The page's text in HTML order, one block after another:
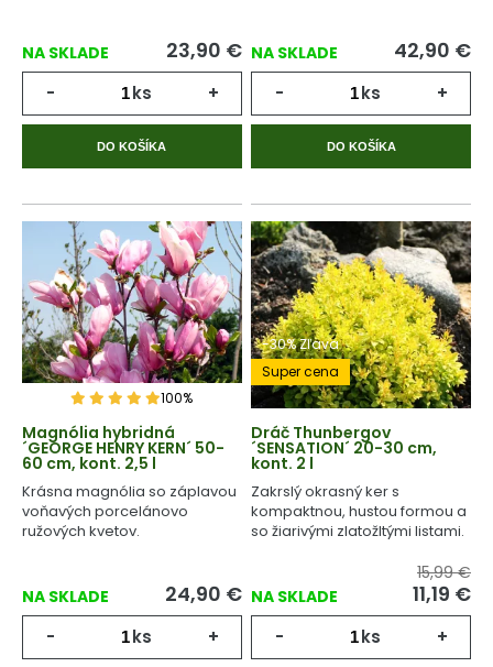
NA SKLADE 23,90 €
- ks +
DO KOŠÍKA
NA SKLADE 42,90 €
- ks +
DO KOŠÍKA
100%
Magnólia hybridná
´GEORGE HENRY KERN´ 50-
60 cm, kont. 2,5 l
Krásna magnólia so záplavou
voňavých porcelánovo
ružových kvetov.
NA SKLADE 24,90 €
- ks +
-30% Zľava
Super cena
Dráč Thunbergov
´SENSATION´ 20-30 cm,
kont. 2 l
Zakrslý okrasný ker s
kompaktnou, hustou formou a
so žiarivými zlatožltými listami.
NA SKLADE
15,99 €
11,19 €
- ks +